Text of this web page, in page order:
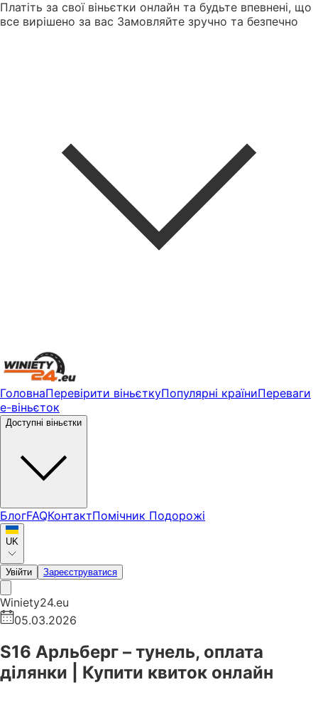
Платіть за свої віньєтки онлайн та будьте впевнені, що
все вирішено за вас Замовляйте зручно та безпечно
ГоловнаПеревірити віньєткуПопулярні країниПереваги
е-віньєток
Доступні віньєтки
БлогFAQКонтактПомічник Подорожі
UK
Увійти Зареєструватися
Winiety24.eu
05.03.2026
S16 Арльберг – тунель, оплата
ділянки | Купити квиток онлайн